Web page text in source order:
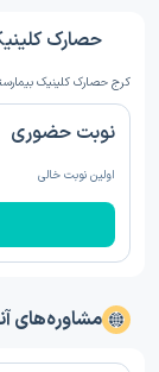
حصارک
کرج حصارک کلینیک
نوبت حضوری
اولین نوبت خالی
مشاوره‌های